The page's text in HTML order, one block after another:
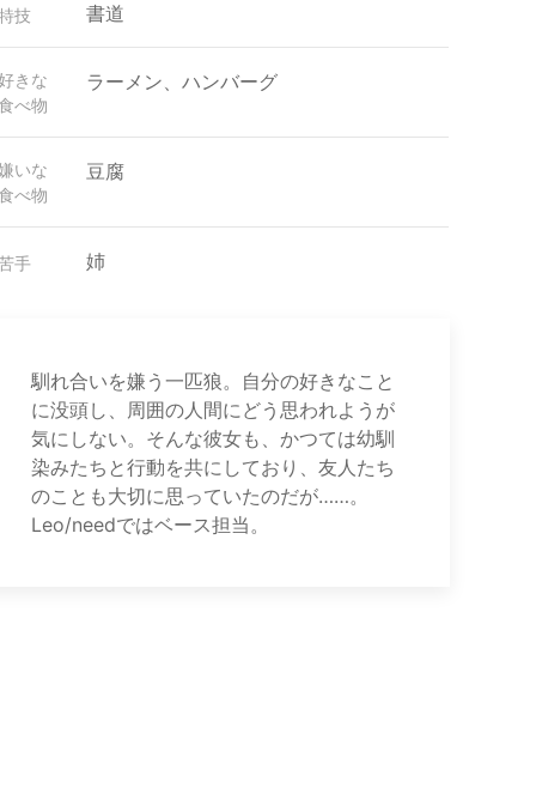
技 書道
きな
べ物
ラーメン、ハンバーグ
いな
べ物
豆腐
手 姉
馴れ合いを嫌う一匹狼。自分の好きなこと
に没頭し、周囲の人間にどう思われようが
気にしない。そんな彼女も、かつては幼馴
染みたちと行動を共にしており、友人たち
のことも大切に思っていたのだが……。
Leo/needではベース担当。